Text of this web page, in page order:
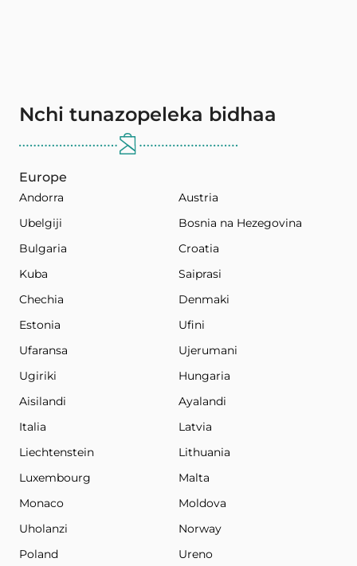
Nchi tunazopeleka bidhaa
Europe
Andorra
Austria
Ubelgiji
Bosnia na Hezegovina
Bulgaria
Croatia
Kuba
Saiprasi
Chechia
Denmaki
Estonia
Ufini
Ufaransa
Ujerumani
Ugiriki
Hungaria
Aisilandi
Ayalandi
Italia
Latvia
Liechtenstein
Lithuania
Luxembourg
Malta
Monaco
Moldova
Uholanzi
Norway
Poland
Ureno